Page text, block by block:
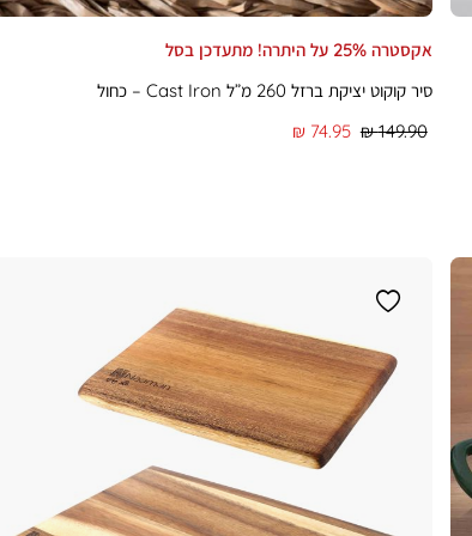
אקסטרה 25% על היתרה! מתעדכן בסל
סיר קוקוט יציקת ברזל 260 מ”ל Cast Iron – כחול
מחיר
74.95 ₪
מחיר
149.90 ₪